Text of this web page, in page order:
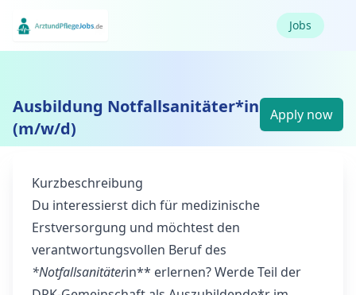
Jobs
Ausbildung Notfallsanitäter*in
(m/w/d)
Apply now
Kurzbeschreibung
Du interessierst dich für medizinische
Erstversorgung und möchtest den
verantwortungsvollen Beruf des
*Notfallsanitäterin** erlernen? Werde Teil der